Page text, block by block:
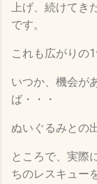
上げ、続けてき
です。
これも広がりの1
いつか、機会が
ば・・・
ぬいぐるみとの
ところで、実際
ちのレスキュー